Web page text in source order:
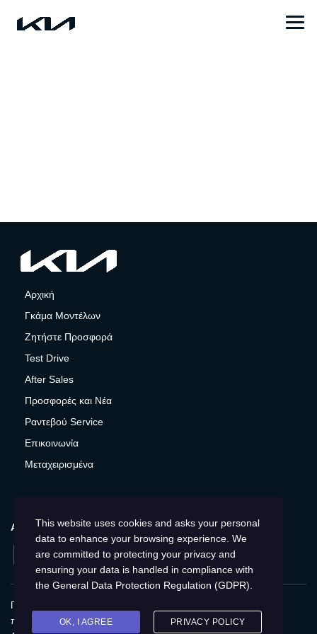
Αρχική
Γκάμα Μοντέλων
Ζητήστε Προσφορά
Test Drive
After Sales
Προσφορές και Νέα
Ραντεβού Service
Επικοινωνία
Μεταχειρισμένα
ΑΚΟΛΟΥΘΉΣΤΕ ΜΑΣ
Facebook
Instagram
Twitter
YouTube
Πολιτική Απορρήτου
προσωπικών δεδομένων
Αποτύπωση
This website uses cookies and asks your personal
data to enhance your browsing experience. We
are committed to protecting your privacy and
ensuring your data is handled in compliance with
the General Data Protection Regulation (GDPR)
OK, I AGREE PRIVACY POLICY